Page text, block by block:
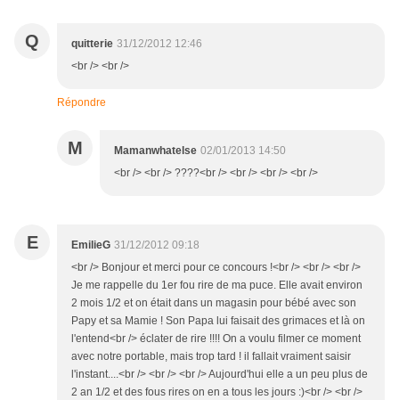
Q quitterie 31/12/2012 12:46
<br /> <br />
Répondre
M Mamanwhatelse 02/01/2013 14:50
<br /> <br /> ????<br /> <br /> <br /> <br />
E EmilieG 31/12/2012 09:18
<br /> Bonjour et merci pour ce concours !<br /> <br /> <br />
Je me rappelle du 1er fou rire de ma puce. Elle avait environ
2 mois 1/2 et on était dans un magasin pour bébé avec son
Papy et sa Mamie ! Son Papa lui faisait des grimaces et là on
l'entend<br /> éclater de rire !!!! On a voulu filmer ce moment
avec notre portable, mais trop tard ! il fallait vraiment saisir
l'instant....<br /> <br /> <br /> Aujourd'hui elle a un peu plus de
2 an 1/2 et des fous rires on en a tous les jours :)<br /> <br />